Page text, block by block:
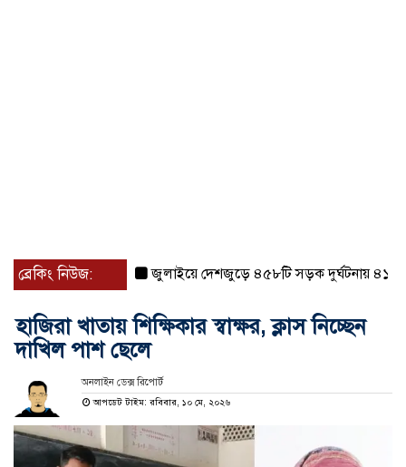
ব্রেকিং নিউজ: জুলাইয়ে দেশজুড়ে ৪৫৮টি সড়ক দুর্ঘটনায় ৪১৬ জন
হাজিরা খাতায় শিক্ষিকার স্বাক্ষর, ক্লাস নিচ্ছেন
দাখিল পাশ ছেলে
অনলাইন ডেক্স রিপোর্ট
আপডেট টাইম: রবিবার, ১০ মে, ২০২৬